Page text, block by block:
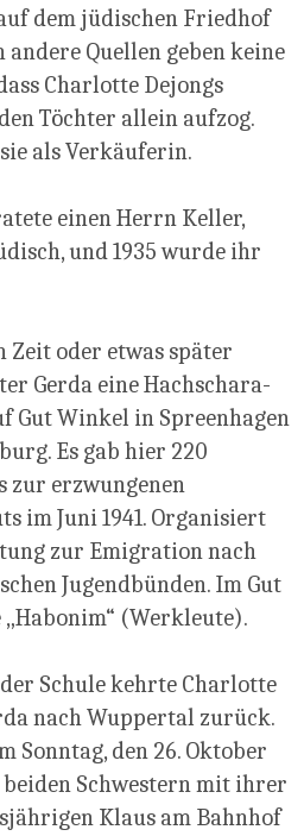
dem jüdischen Friedhof
Quellen geben keine
Charlotte Dejongs
Töchter allein aufzog.
als Verkäuferin.
einen Herrn Keller,
und 1935 wurde ihr
oder etwas später
Gerda eine Hachschara-
Gut Winkel in Spreenhagen
Es gab hier 220
zur erzwungenen
im Juni 1941. Organisiert
zur Emigration nach
Jugendbünden. Im Gut
(Werkleute).
Schule kehrte Charlotte
nach Wuppertal zurück.
Sonntag, den 26. Oktober
beiden Schwestern mit ihrer
Klaus am Bahnhof